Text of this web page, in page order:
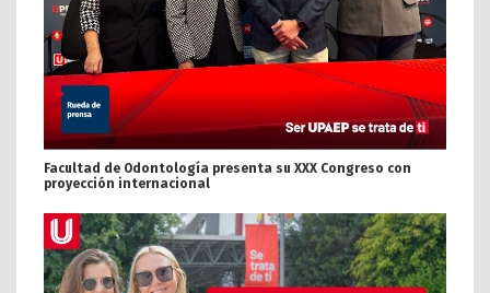
Facultad de Odontología presenta su XXX Congreso con
proyección internacional